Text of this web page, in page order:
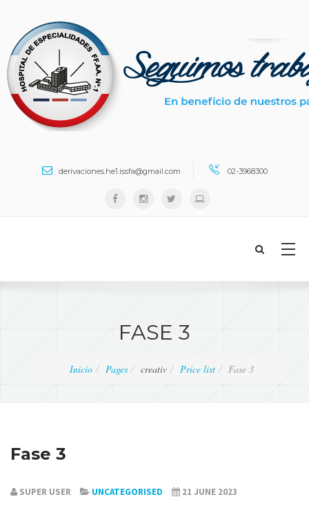
derivaciones.he1.issfa@gmail.com 02-3968300
FASE 3
Inicio Pages creativ Price list Fase 3
Fase 3
SUPER USER UNCATEGORISED 21 JUNE 2023